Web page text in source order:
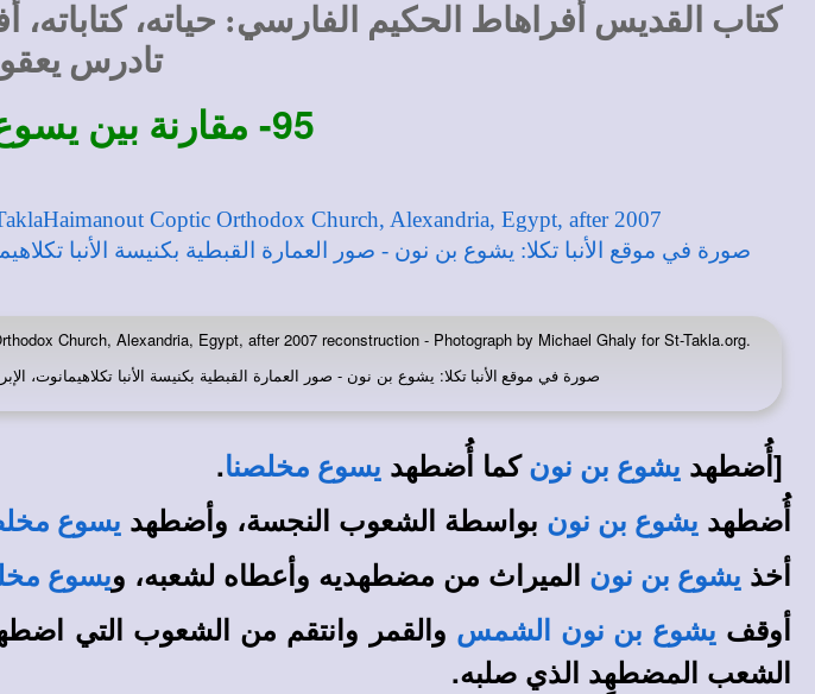
كتاب القديس أفراهاط الحكيم الفارسي: حياته،
تادرس
95- مقارنة بين
Church, Alexandria, Egypt, after 2007 reconstruction - Photograph by Michael Ghaly for St-Takla.org.
صورة في موقع الأنبا تكلا: يشوع بن نون - صور العمارة القبطية بكنيسة الأنبا تكلاهيمانوت، الإبراهيمية، الإسكندرية، بعد ترميم
[أُضطهد يشوع بن نون كما أُضطهد يسوع مخلصنا.
أُضطهد يشوع بن نون بواسطة الشعوب النجسة، وأضطهد يسوع
أخذ يشوع بن نون الميراث من مضطهديه وأعطاه لشعبه، ويسوع
أوقف يشوع بن نون الشمس والقمر وانتقم من الشعوب التي
الشعب المضطهِد الذي صلبه.